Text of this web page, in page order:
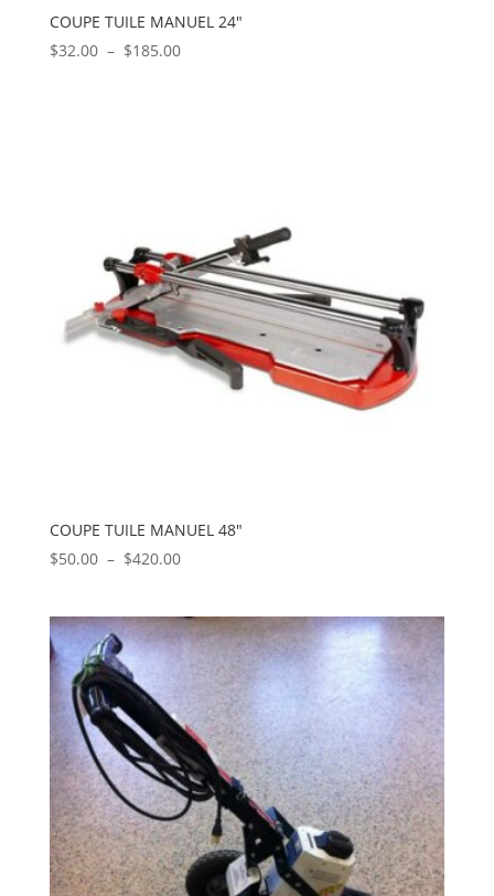
COUPE TUILE MANUEL 24″
$32.00 – $185.00Plage
COUPE TUILE MANUEL 48″
$50.00 – $420.00Plage
$50.00
$420.00